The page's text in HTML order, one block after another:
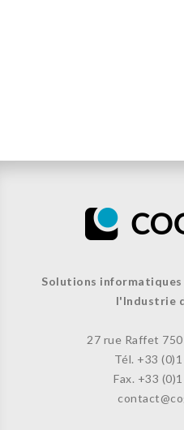
Solutions
l'Industrie
27 rue Raffet
Tél. +33 (
Fax. +33 (0)